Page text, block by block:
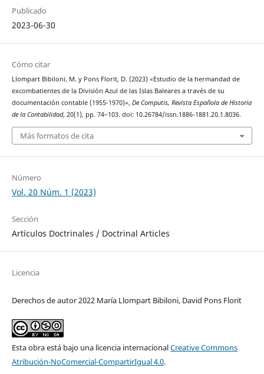
Publicado
2023-06-30
Cómo citar
Llompart Bibiloni, M. y Pons Florit, D. (2023) «Estudio de la hermandad de
excombatientes de la División Azul de las Islas Baleares a través de su
documentación contable (1955-1970)», De Computis, Revista Española de Historia
de la Contabilidad, 20(1), pp. 74–103. doi: 10.26784/issn.1886-1881.20.1.8036.
Más formatos de cita
Número
Vol. 20 Núm. 1 (2023)
Sección
Artículos Doctrinales / Doctrinal Articles
Licencia
Derechos de autor 2022 María Llompart Bibiloni, David Pons Florit
Esta obra está bajo una licencia internacionalCreative Commons
Atribución-NoComercial-CompartirIgual 4.0.